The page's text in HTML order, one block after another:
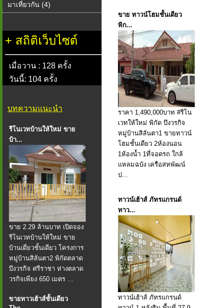
มาเที่ยวกัน (4)
+ สถิติเว็บไซต์
เมื่อวาน : 128 ครั้ง
วันนี้: 104 ครั้ง
บทความแนะนำ
รีโนเวทบ้านให้ใหม่ ขาย
บ้า...
ขาย 2.29 ล้านบาท เปิดจอง
รีโนเวทบ้านให้ใหม่ ขาย
บ้านเดี่ยวชั้นเดียว โครงการ
หมู่บ้านสิลันตา2 พิกัดตลาด
บึงวรกิจ ศรีราชา ห่างตลาด
วรกิจเพียง 650 เมตร ...
ขายทาวเฮ้าส์ชั้นเดียว
ขาย ทาวน์โฮมชั้นเดียว
พิก...
ราคา 1,490,000บาท #รีโน
เวทให้ใหม่ พิกัด บึงวรกิจ
หมู่บ้านสิลันตา1 ขายทาวน์
โฮมชั้นเดียว 2ห้องนอน
1ห้องน้ำ 1ที่จอดรถ ใกล้
แหลมฉบัง เครือสหพัฒน์
ป...
ทาวน์เฮ้าส์ ภัทรแกรนด์
ทาว...
ทาวน์เฮ้าส์ ภัทรแกรนด์